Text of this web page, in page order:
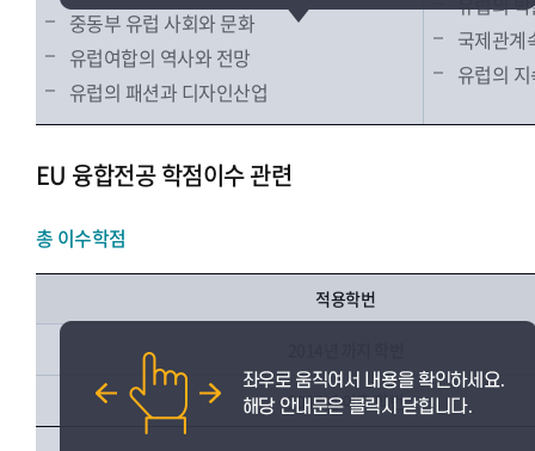
중동부 유럽 사회와 문화
유럽여합의 역사와 전망
유럽의 패션과 디자인산업
국제관계
유럽의
EU 융합전공 학점이수 관련
총 이수학점
적용학번
2015년 이후 학번